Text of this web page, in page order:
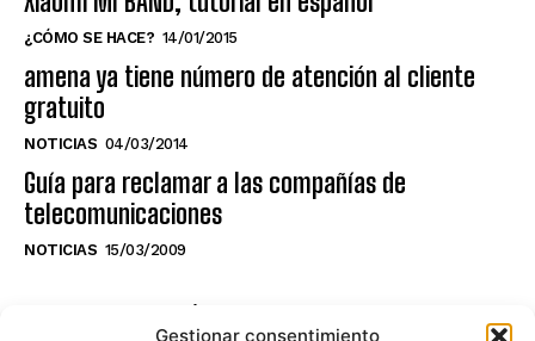
Gestionar consentimiento
¿CÓMO SE HACE? 14/01/2015
amena ya tiene número de atención al cliente
gratuito
NOTICIAS 04/03/2014
Guía para reclamar a las compañías de
telecomunicaciones
NOTICIAS 15/03/2009
NO TE PIERDAS LO ÚLTIMO DEL CANAL